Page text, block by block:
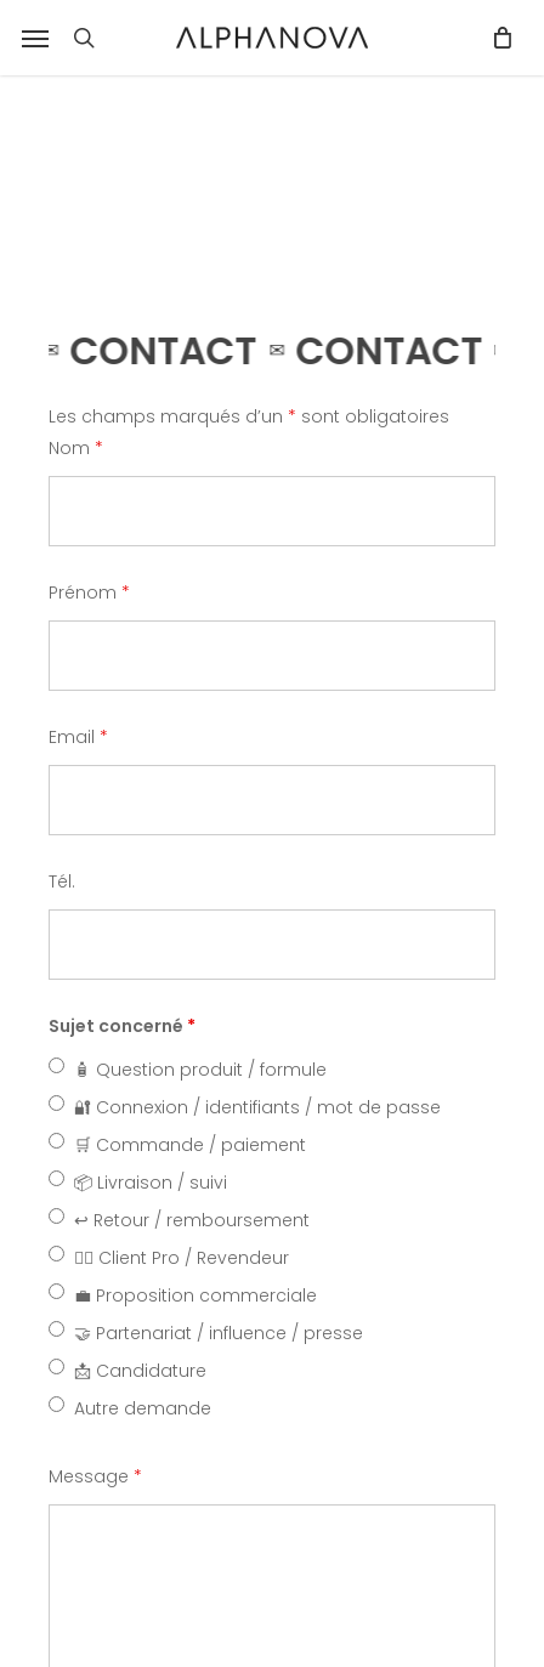
recherche
Menu
Fermer
✉ CONTACT ✉ CONTACT ✉
Les champs marqués d’un * sont obligatoires
Nom *
Prénom *
Email *
Tél.
Sujet concerné *
🧴 Question produit / formule
🔐 Connexion / identifiants / mot de passe
🛒 Commande / paiement
📦 Livraison / suivi
↩️ Retour / remboursement
🧑‍⚕️ Client Pro / Revendeur
💼 Proposition commerciale
🤝 Partenariat / influence / presse
📩 Candidature
Autre demande
Message *